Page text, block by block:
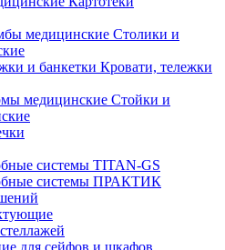
Столики и
Кровати, тележки
Стойки и
системы TITAN-GS
системы ПРАКТИК
для сейфов и шкафов